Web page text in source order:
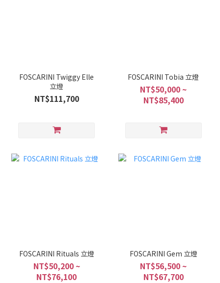
FOSCARINI Twiggy Elle
立燈
NT$111,700
FOSCARINI Tobia 立燈
NT$50,000 ~
NT$85,400
FOSCARINI Rituals 立燈
NT$50,200 ~
NT$76,100
FOSCARINI Gem 立燈
NT$56,500 ~
NT$67,700